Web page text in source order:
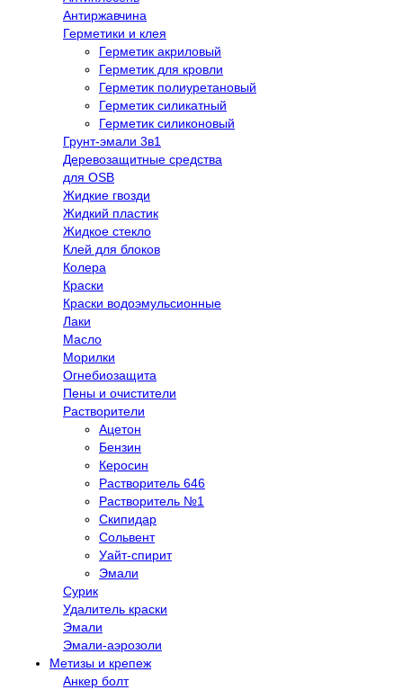
Антиржавчина
Герметики и клея
Герметик акриловый
Герметик для кровли
Герметик полиуретановый
Герметик силикатный
Герметик силиконовый
Грунт-эмали 3в1
Деревозащитные средства
для OSB
Жидкие гвозди
Жидкий пластик
Жидкое стекло
Клей для блоков
Колера
Краски
Краски водоэмульсионные
Лаки
Масло
Морилки
Огнебиозащита
Пены и очистители
Растворители
Ацетон
Бензин
Керосин
Растворитель 646
Растворитель №1
Скипидар
Сольвент
Уайт-спирит
Эмали
Сурик
Удалитель краски
Эмали
Эмали-аэрозоли
Метизы и крепеж
Анкер болт